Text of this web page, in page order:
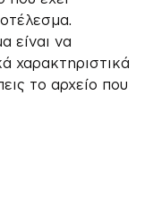
είναι να
χαρακτηριστικά
το αρχείο που